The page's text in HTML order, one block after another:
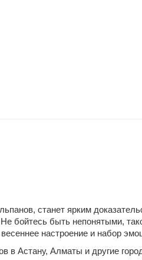
станет ярким
бойтесь быть непонятыми,
настроение и набор
Астану, Алматы и другие